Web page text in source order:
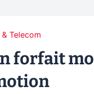
Telecom
forfait